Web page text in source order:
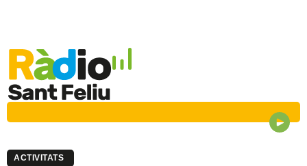
ACTIVITATS